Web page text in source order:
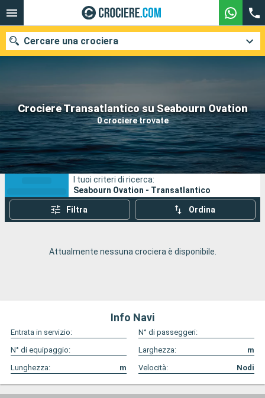
Crociere Transatlantico su Seabourn Ovation
0 crociere trovate
Cercare una crociera
Le nostre destinazioni
Mesi di partenza
Porti Compagnie
Ricerca
I tuoi criteri di ricerca:
Seabourn Ovation - Transatlantico
Filtra Ordina
Attualmente nessuna crociera è disponibile.
Info Navi
Entrata in servizio:
N° di passeggeri:
N° di equipaggio:
Larghezza:
m
Lunghezza:
m Velocità: Nodi